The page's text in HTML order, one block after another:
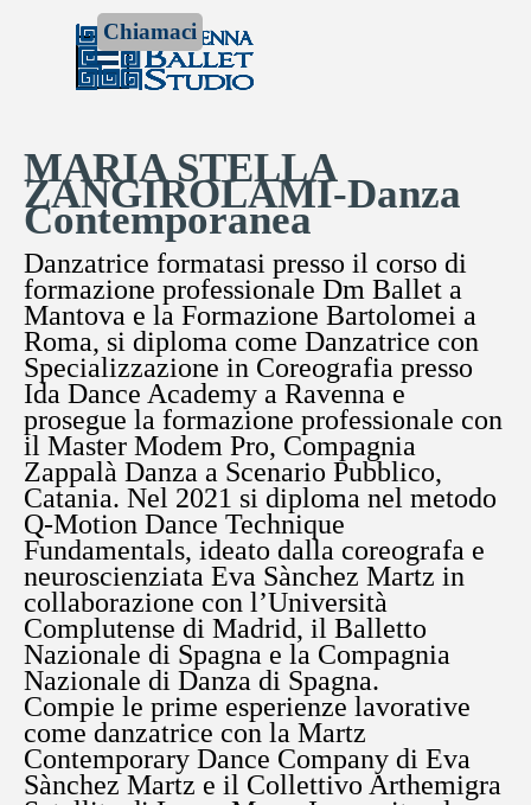
Vai ai contenuti
Chiamaci
Salta menù
MARIA STELLA
ZANGIROLAMI-Danza
Contemporanea
Danzatrice formatasi presso il corso di
formazione professionale Dm Ballet a
Mantova e la Formazione Bartolomei a
Roma, si diploma come Danzatrice con
Specializzazione in Coreografia presso
Ida Dance Academy a Ravenna e
prosegue la formazione professionale con
il Master Modem Pro, Compagnia
Zappalà Danza a Scenario Pubblico,
Catania. Nel 2021 si diploma nel metodo
Q-Motion Dance Technique
Fundamentals, ideato dalla coreografa e
neuroscienziata Eva Sànchez Martz in
collaborazione con l’Università
Complutense di Madrid, il Balletto
Nazionale di Spagna e la Compagnia
Nazionale di Danza di Spagna.
Compie le prime esperienze lavorative
come danzatrice con la Martz
Contemporary Dance Company di Eva
Sànchez Martz e il Collettivo Arthemigra